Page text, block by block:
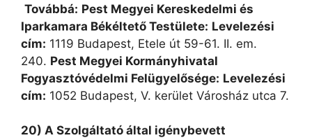
Továbbá: Pest Megyei Kereskedelmi és
Iparkamara Békéltető Testülete: Levelezési
cím: 1119 Budapest, Etele út 59-61. II. em.
240. Pest Megyei Kormányhivatal
Fogyasztóvédelmi Felügyelősége: Levelezési
cím: 1052 Budapest, V. kerület Városház utca 7.
20) A Szolgáltató által igénybevett